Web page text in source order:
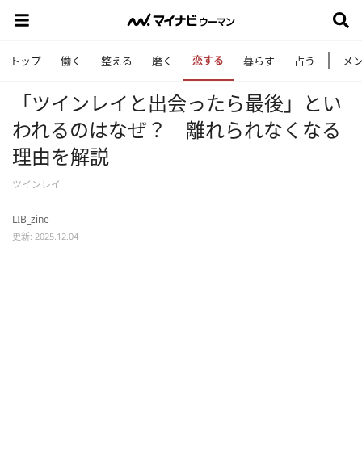
トップ 働く 整える 磨く 恋する 暮らす 占う メ
「ツインレイと出会ったら最後」とい
われるのはなぜ？ 離れられなくなる
理由を解説
ツインレイ
LIB_zine
更新: 2025.12.04